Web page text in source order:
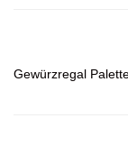
Gewürzregal